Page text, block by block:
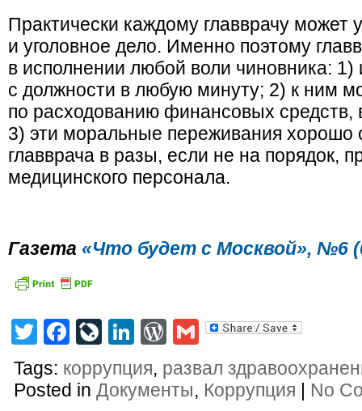
Практически каждому главврачу может
и уголовное дело. Именно поэтому
в исполнении любой воли чиновника:
с должности в любую минуту; 2) к ним
по расходованию финансовых средств,
3) эти моральные переживания хорошо
главврача в разы, если не на порядок,
медицинского персонала.
Газета «Что будет с Москвой», №6
TwitterFacebook
LiveJournal
LinkedIn
WordPress
Gmail
Tags: коррупция, развал
Posted inДокументы, Коррупция | No